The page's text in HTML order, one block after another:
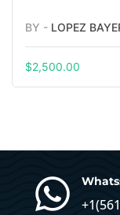
BY - LOPEZ
$2,500.00
 +1(